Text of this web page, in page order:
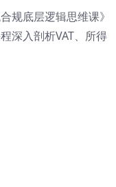
规底层逻辑思维课》
深入剖析VAT、所得